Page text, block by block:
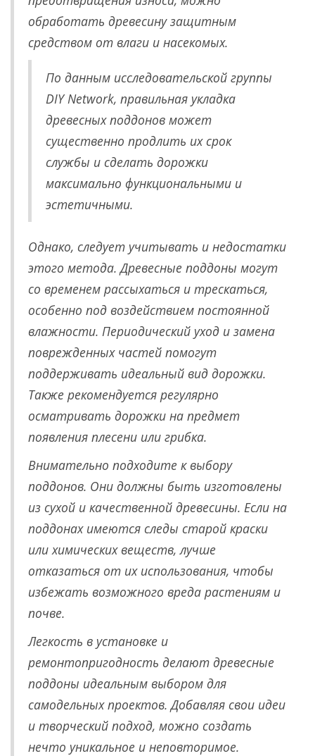
обработать древесину защитным
средством от влаги и насекомых.
По данным исследовательской группы
DIY Network, правильная укладка
древесных поддонов может
существенно продлить их срок
службы и сделать дорожки
максимально функциональными и
эстетичными.
Однако, следует учитывать и недостатки
этого метода. Древесные поддоны могут
со временем рассыхаться и трескаться,
особенно под воздействием постоянной
влажности. Периодический уход и замена
поврежденных частей помогут
поддерживать идеальный вид дорожки.
Также рекомендуется регулярно
осматривать дорожки на предмет
появления плесени или грибка.
Внимательно подходите к выбору
поддонов. Они должны быть изготовлены
из сухой и качественной древесины. Если на
поддонах имеются следы старой краски
или химических веществ, лучше
отказаться от их использования, чтобы
избежать возможного вреда растениям и
почве.
Легкость в установке и
ремонтопригодность делают древесные
поддоны идеальным выбором для
самодельных проектов. Добавляя свои идеи
и творческий подход, можно создать
нечто уникальное и неповторимое.